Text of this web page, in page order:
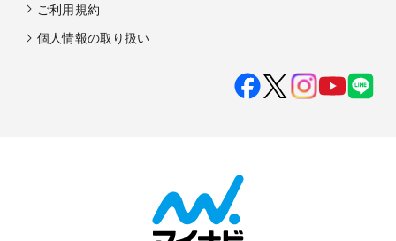
ご利用規約
個人情報の取り扱い